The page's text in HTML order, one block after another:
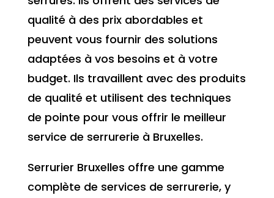
qualité à des prix abordables et
peuvent vous fournir des solutions
adaptées à vos besoins et à votre
budget. Ils travaillent avec des produits
de qualité et utilisent des techniques
de pointe pour vous offrir le meilleur
service de serrurerie à Bruxelles.
Serrurier Bruxelles offre une gamme
complète de services de serrurerie, y